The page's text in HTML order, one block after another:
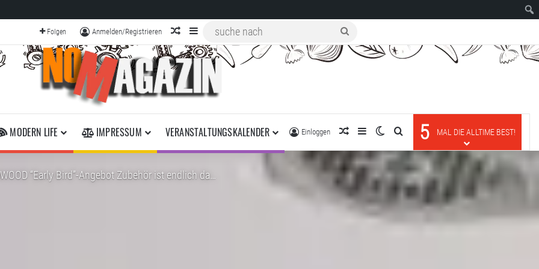
Folgen Anmelden/Registrieren zufälliger Artikel
Sidebar
nach
MODERN LIFE IMPRESSUM VERANSTALTUNGSKALENDER Einloggen zufälliger Artikel
SidebarSkin umschalten
suche nach
5 MAL DIE ALLTIME BEST!
“Early Bird”-Angebot Zubehör ist endlich da…